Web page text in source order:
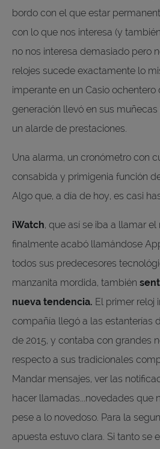
bordo con el que estar
con lo que nos interesa (y
no nos interesa demasiado pero
relojes sucede exactamente lo
imperante en un Casio
generación llevó en sus
un alarde de prestaciones.
Una alarma, un cronómetro con
consabida y primigenia función
Algo que, a día de hoy, es casi
iWatch, que así se iba a llamar el
finalmente acabó llamándose
todos sus predecesores
manzanita mordida, también
nueva tendencia. El primer reloj
compañía llegó a las estanterías
de 2015, y contaba con grandes
respecto a sus tradicionales
Mandar mensajes, ver las
hacer llamadas...novedades que
pese a lo novedoso. Para la
apuesta estuvo clara. Si tanto se